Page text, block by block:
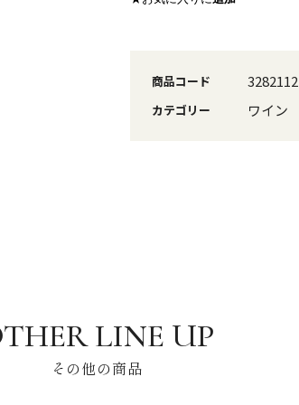
商品コード 3282112
カテゴリー ワイン
その他の商品